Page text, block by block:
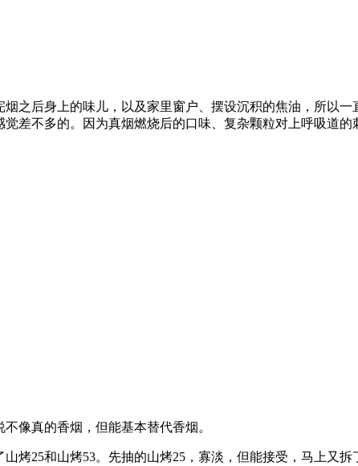
之后身上的味儿，以及家里窗户、摆设沉积的焦油，所以
差不多的。因为真烟燃烧后的口味、复杂颗粒对上呼吸道
像真的香烟，但能基本替代香烟。
烤25和山烤53。先抽的山烤25，寡淡，但能接受，马上又